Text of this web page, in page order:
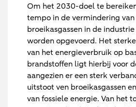
Om het 2030-doel te
tempo in de vermindering van
broeikasgassen in de
worden opgevoerd. Het
van het energieverbruik op
brandstoffen ligt hierbij voor
aangezien er een sterk
uitstoot ven broeikasgassen
van fossiele energie. Van het